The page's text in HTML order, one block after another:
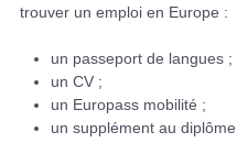
trouver un emploi en Europe :
un passeport de langues ;
un CV ;
un Europass mobilité ;
un supplément au